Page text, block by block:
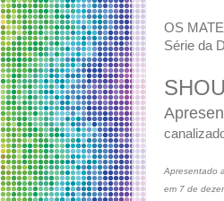
OS
Série da
Apresentado
em 7 de